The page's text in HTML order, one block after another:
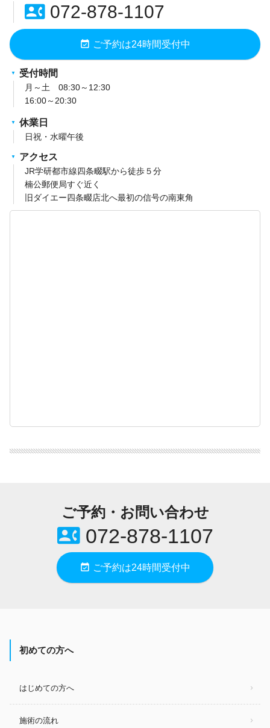
contact_phone072-878-1107
event_available ご予約は24時間受付中
受付時間
月～土 08:30～12:30
16:00～20:30
休業日
日祝・水曜午後
アクセス
JR学研都市線四条畷駅から徒歩５分
楠公郵便局すぐ近く
旧ダイエー四条畷店北へ最初の信号の南東角
ご予約・お問い合わせ
contact_phone072-878-1107
event_available ご予約は24時間受付中
初めての方へ
はじめての方へ
施術の流れ